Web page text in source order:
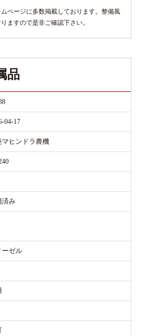
ページに多数掲載しております。整備風
ますので是非ご確認下さい。
品
04-17
マヒンドラ農機
済み
ーゼル